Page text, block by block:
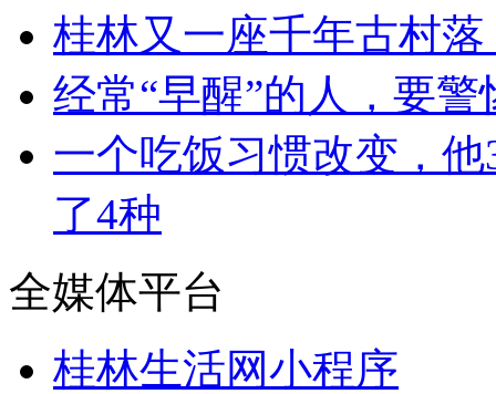
桂林又一座千年古村
经常“早醒”的人，要
一个吃饭习惯改变，
了4种
全媒体平台
桂林生活网小程序